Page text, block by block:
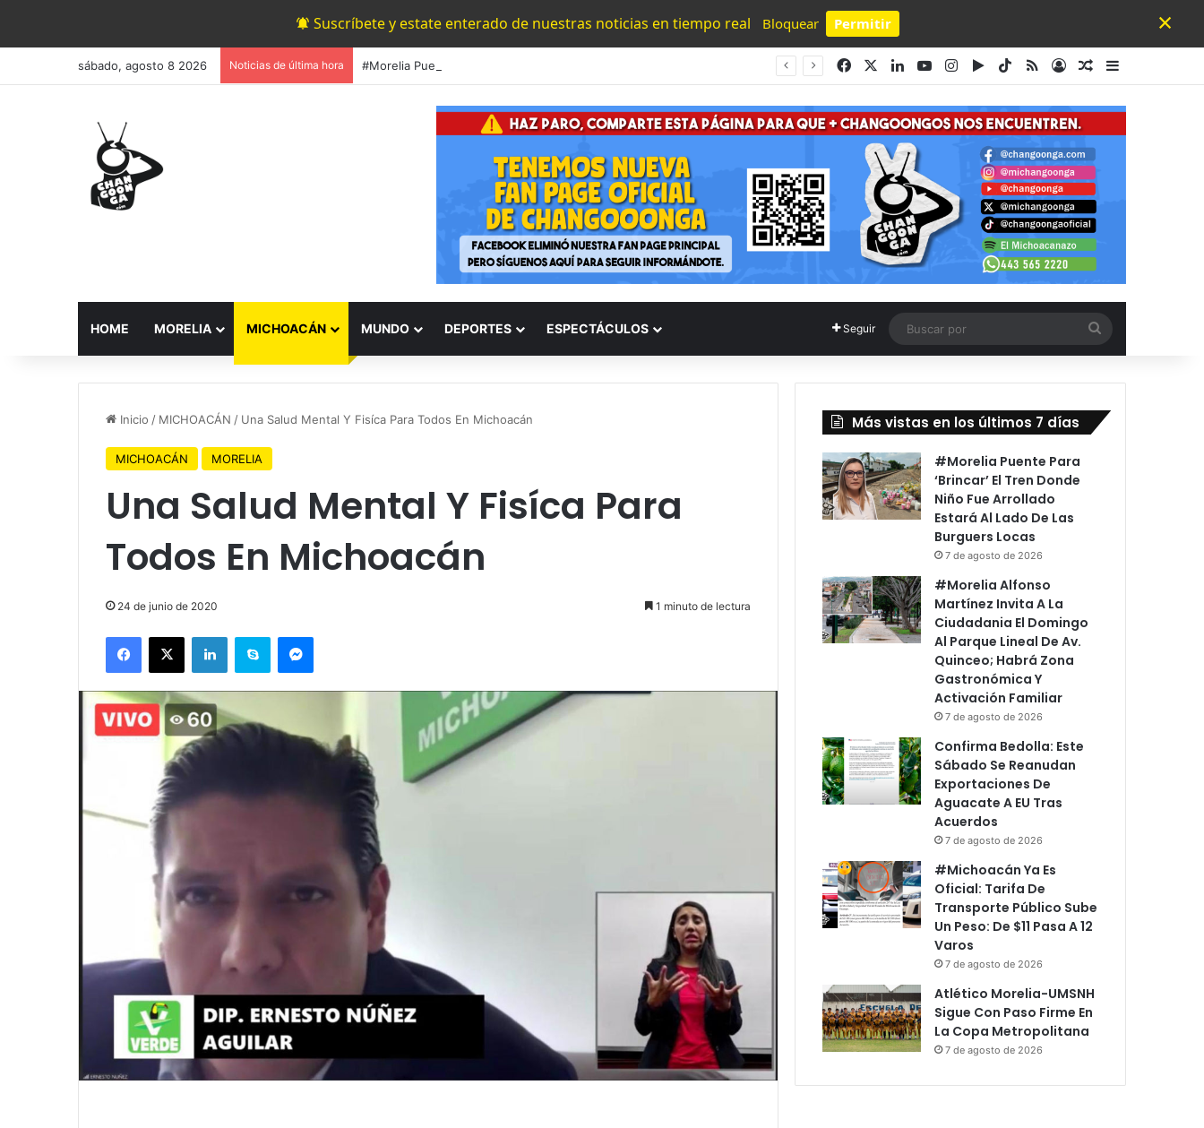
Suscríbete y estate enterado de nuestras noticias en tiempo real Bloquear Permitir
Powered by SendPulse
×
sábado, agosto 8 2026 Noticias de última hora FacebookLinkedInYouTubeInstagram
Google Play
TikTok
RSS AccesoPublicación al
HOME MORELIA MICHOACÁN MUNDO DEPORTES ESPECTÁCULOS Seguir
por
Inicio / MICHOACÁN / Una Salud Mental Y Fisíca Para Todos En Michoacán
MICHOACÁN MORELIA
Una Salud Mental Y Fisíca Para
Todos En Michoacán
24 de junio de 2020 1 minuto de lectura
Más vistas en los últimos 7 días
#Morelia Puente Para
‘Brincar’ El Tren Donde
Niño Fue Arrollado
Estará Al Lado De Las
Burguers Locas
7 de agosto de 2026
#Morelia Alfonso
Martínez Invita A La
Ciudadania El Domingo
Al Parque Lineal De Av.
Quinceo; Habrá Zona
Gastronómica Y
Activación Familiar
7 de agosto de 2026
Confirma Bedolla: Este
Sábado Se Reanudan
Exportaciones De
Aguacate A EU Tras
Acuerdos
7 de agosto de 2026
#Michoacán Ya Es
Oficial: Tarifa De
Transporte Público Sube
Un Peso: De $11 Pasa A 12
Varos
7 de agosto de 2026
Atlético Morelia-UMSNH
Sigue Con Paso Firme En
La Copa Metropolitana
7 de agosto de 2026